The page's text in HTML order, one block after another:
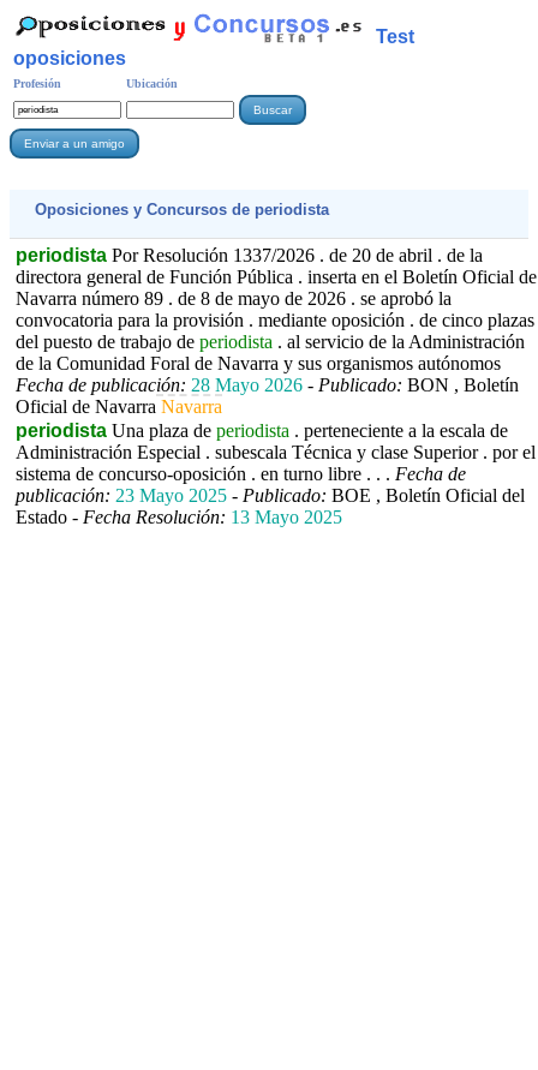
Test
oposiciones
Profesión Ubicación
Oposiciones y Concursos de periodista
periodista Por Resolución 1337/2026 . de 20 de abril . de la
directora general de Función Pública . inserta en el Boletín Oficial de
Navarra número 89 . de 8 de mayo de 2026 . se aprobó la
convocatoria para la provisión . mediante oposición . de cinco plazas
del puesto de trabajo de periodista . al servicio de la Administración
de la Comunidad Foral de Navarra y sus organismos autónomos
Fecha de publicación: 28 Mayo 2026 - Publicado: BON , Boletín
Oficial de Navarra Navarra
periodista Una plaza de periodista . perteneciente a la escala de
Administración Especial . subescala Técnica y clase Superior . por el
sistema de concurso-oposición . en turno libre . . . Fecha de
publicación: 23 Mayo 2025 - Publicado: BOE , Boletín Oficial del
Estado - Fecha Resolución: 13 Mayo 2025